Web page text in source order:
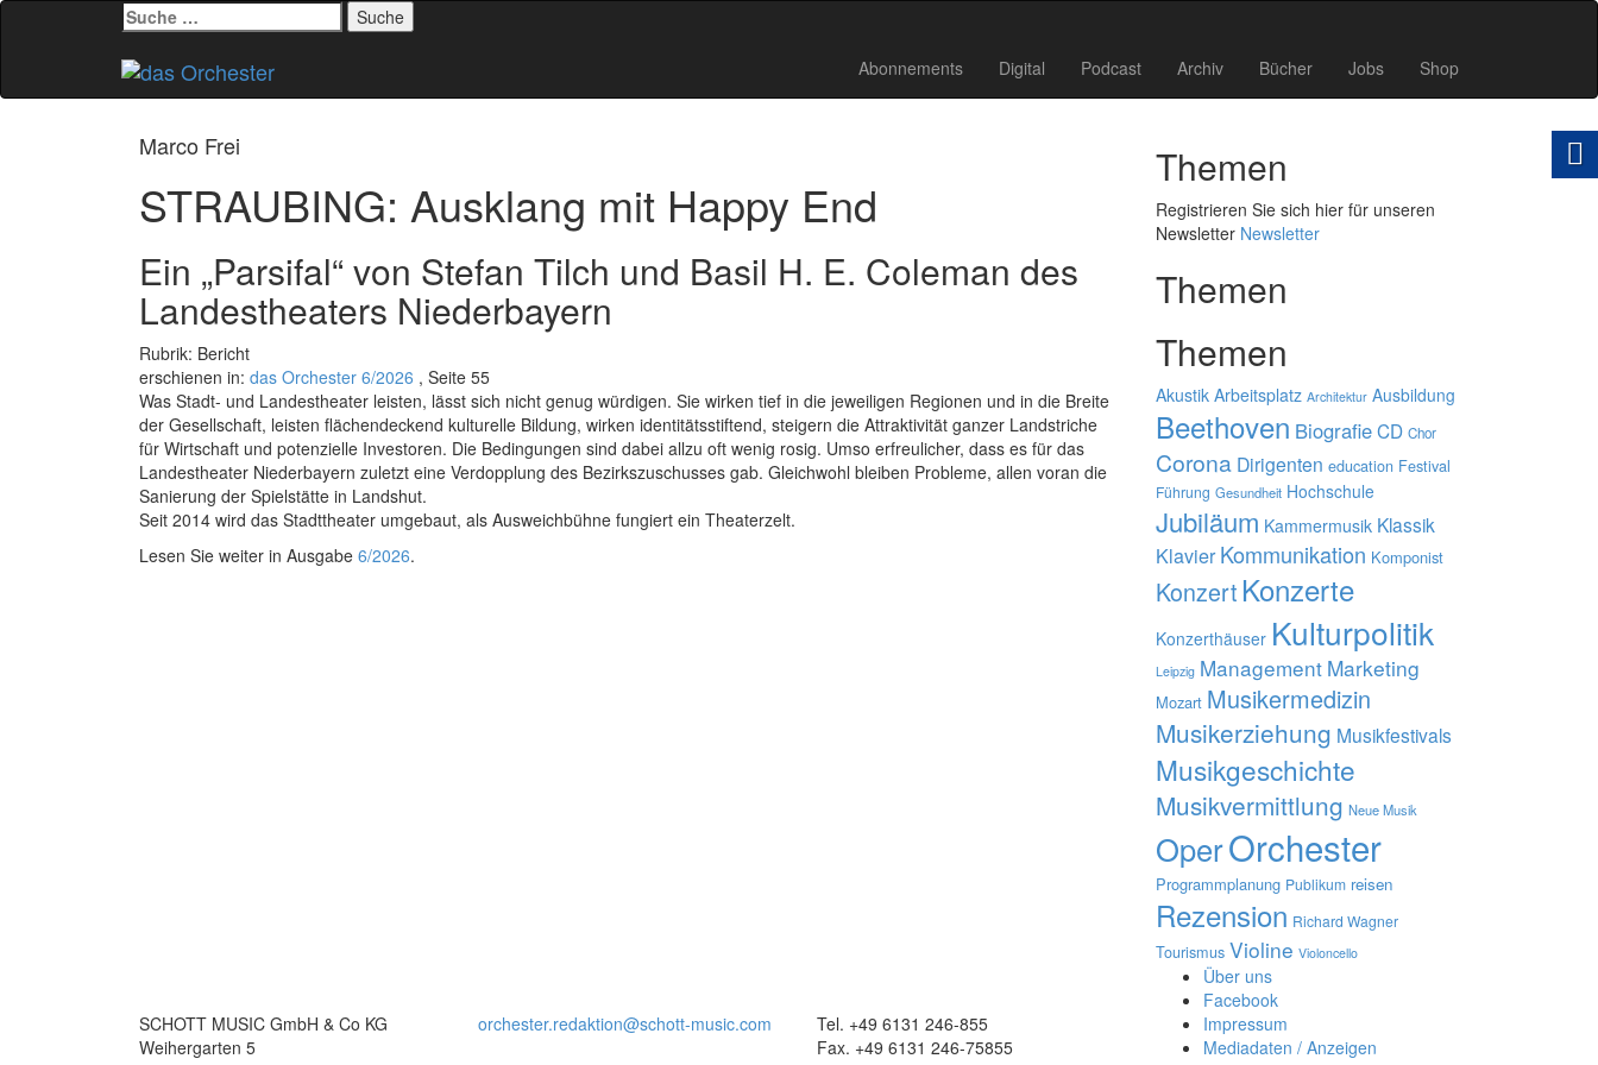
Suche
nach:
springen
Abonnements Digital Podcast Archiv Bücher Jobs Shop
Marco Frei
STRAUBING: Ausklang mit Happy End
Ein „Parsifal“ von Stefan Tilch und Basil H. E. Coleman des
Landestheaters Niederbayern
Rubrik: Bericht
erschienen in: das Orchester 6/2026 , Seite 55
Was Stadt- und Landestheater leisten, lässt sich nicht genug würdigen. Sie wirken tief in die jeweiligen Regionen und in die Breite
der Gesellschaft, leisten flächendeckend kulturelle Bildung, wirken identitätsstiftend, steigern die Attraktivität ganzer Landstriche
für Wirtschaft und potenzielle Investoren. Die Bedingungen sind dabei allzu oft wenig rosig. Umso erfreulicher, dass es für das
Landestheater Niederbayern zuletzt eine Verdopplung des Bezirkszuschusses gab. Gleichwohl bleiben Probleme, allen voran die
Sanierung der Spielstätte in Landshut.
Seit 2014 wird das Stadttheater umgebaut, als Ausweichbühne fungiert ein Theaterzelt.
Lesen Sie weiter in Ausgabe 6/2026.
Themen
Registrieren Sie sich hier für unseren
Newsletter Newsletter
Themen
Themen
Akustik Arbeitsplatz Architektur Ausbildung
Beethoven BiografieCD Chor
Corona Dirigenten education Festival
Führung Gesundheit Hochschule
Jubiläum Kammermusik Klassik
Klavier Kommunikation Komponist
Konzert Konzerte
Konzerthäuser Kulturpolitik
Leipzig Management Marketing
Mozart Musikermedizin
Musikerziehung Musikfestivals
Musikgeschichte
Musikvermittlung Neue Musik
OperOrchester
Programmplanung Publikum reisen
Rezension Richard Wagner
Tourismus Violine Violoncello
SCHOTT MUSIC GmbH & Co KG
Weihergarten 5
orchester.redaktion@schott-music.com
Tel. +49 6131 246-855
Fax. +49 6131 246-75855
Über uns
Facebook
Impressum
Mediadaten / Anzeigen